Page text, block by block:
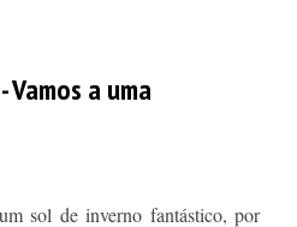
Vamos a uma
sol de inverno fantástico, por